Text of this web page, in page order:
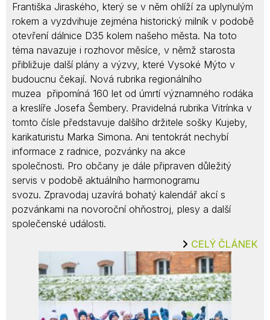
Františka Jiraského, který se v něm ohlíží za uplynulým
rokem a vyzdvihuje zejména historický milník v podobě
otevření dálnice D35 kolem našeho města. Na toto
téma navazuje i rozhovor měsíce, v němž starosta
přibližuje další plány a výzvy, které Vysoké Mýto v
budoucnu čekají. Nová rubrika regionálního
muzea připomíná 160 let od úmrtí významného rodáka
a kreslíře Josefa Šembery. Pravidelná rubrika Vitrínka v
tomto čísle představuje dalšího držitele sošky Kujeby,
karikaturistu Marka Simona. Ani tentokrát nechybí
informace z radnice, pozvánky na akce
společnosti. Pro občany je dále připraven důležitý
servis v podobě aktuálního harmonogramu
svozu. Zpravodaj uzavírá bohatý kalendář akcí s
pozvánkami na novoroční ohňostroj, plesy a další
společenské události.
CELÝ ČLÁNEK